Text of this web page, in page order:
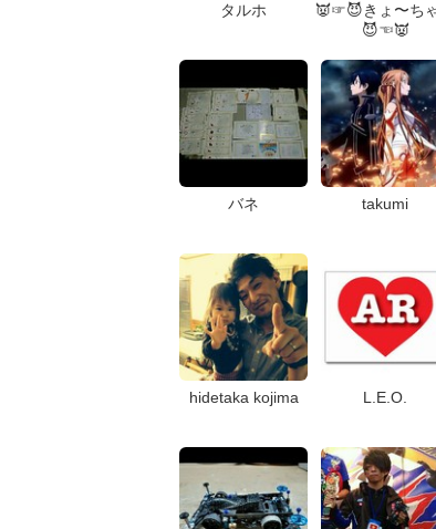
タルホ
👿☞😈きょ〜ち
😈☜👿
バネ takumi
hidetaka kojima L.E.O.